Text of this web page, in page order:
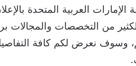
العربية المتحدة
من التخصصات والمجالات
وسوف نعرض لكم كافة